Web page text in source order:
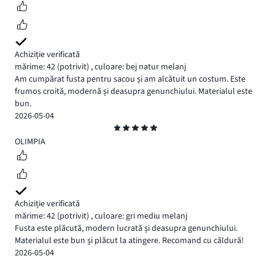
Achiziție verificată
mărime: 42 (potrivit) ,culoare: bej natur melanj
Am cumpărat fusta pentru sacou și am alcătuit un costum. Este
frumos croită, modernă și deasupra genunchiului. Materialul este
bun.
2026-05-04
5
OLIMPIA
Achiziție verificată
mărime: 42 (potrivit) ,culoare: gri mediu melanj
Fusta este plăcută, modern lucrată și deasupra genunchiului.
Materialul este bun și plăcut la atingere. Recomand cu căldură!
2026-05-04